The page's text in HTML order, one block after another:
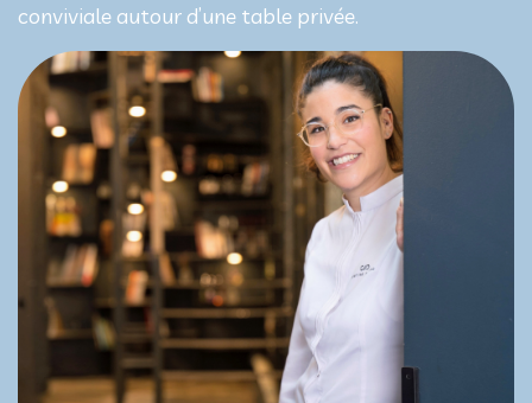
conviviale autour d’une table privée.